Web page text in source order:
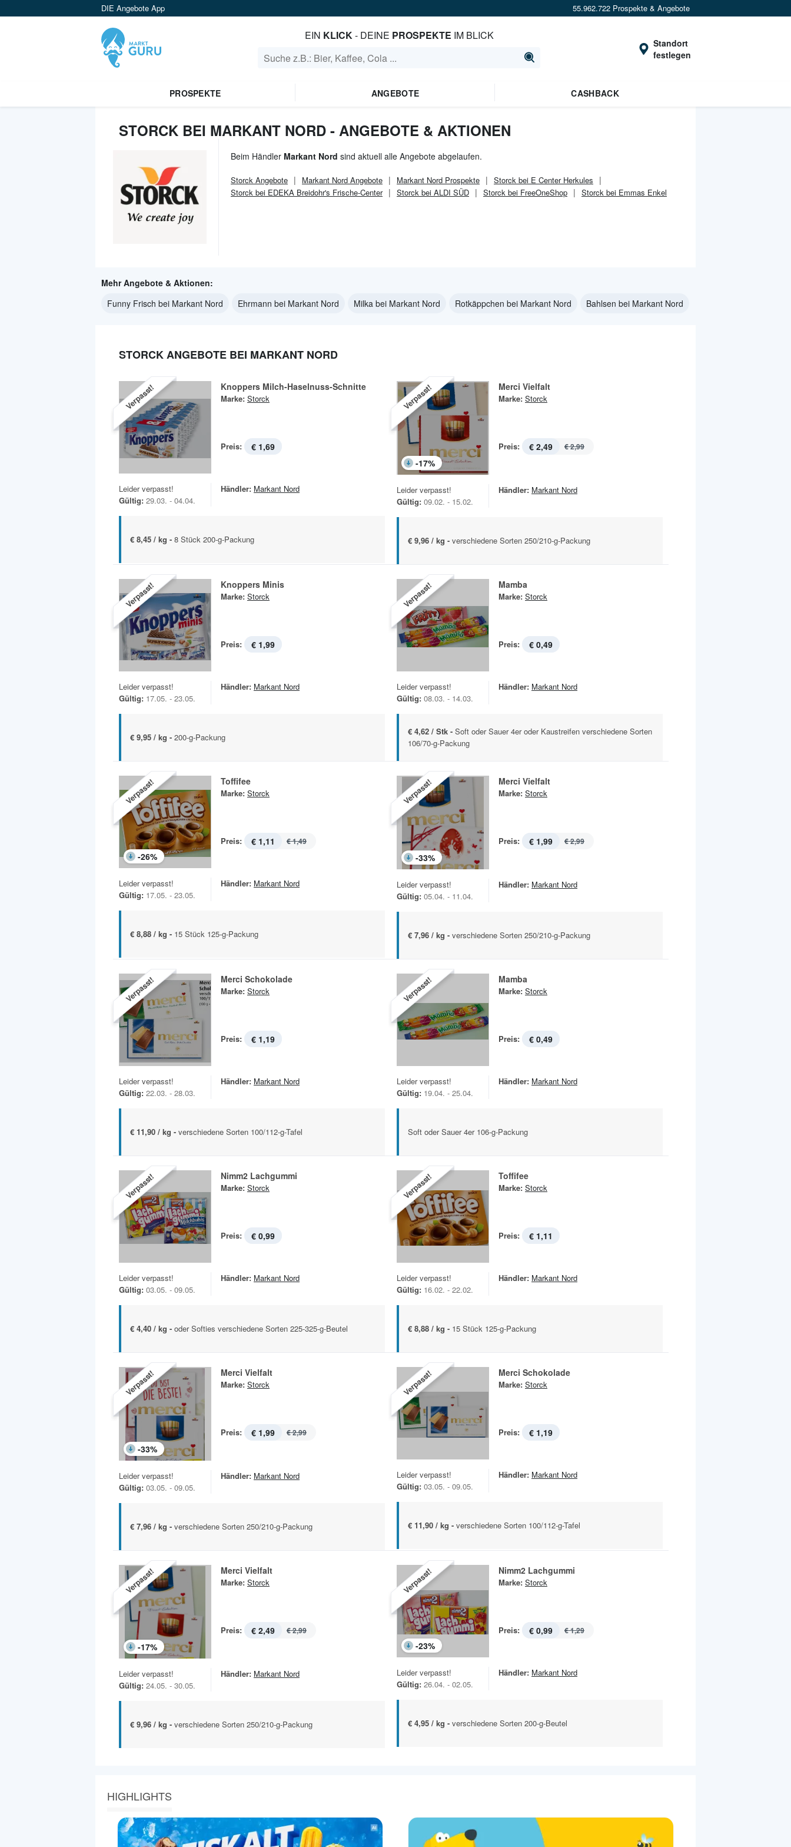
DIE Angebote App 55.962.722 Prospekte & Angebote
EIN KLICK- DEINE PROSPEKTE IM BLICK
Standort
festlegen
PROSPEKTE ANGEBOTE CASHBACK
STORCK BEI MARKANT NORD - ANGEBOTE & AKTIONEN
Beim Händler Markant Nord sind aktuell alle Angebote abgelaufen.
Storck Angebote Markant Nord Angebote Markant Nord Prospekte
Storck bei E Center Herkules
Storck bei EDEKA Breidohr's Frische-Center
Storck bei ALDI SÜD Storck bei FreeOneShop Storck bei Emmas Enkel
Mehr Angebote & Aktionen:
Funny Frisch bei Markant Nord
Ehrmann bei Markant Nord Milka bei Markant Nord Rotkäppchen bei Markant Nord Bahlsen bei Markant Nord
STORCK ANGEBOTE BEI MARKANT NORD
Verpasst! Knoppers Milch-Haselnuss-Schnitte
Marke: Storck
Preis: € 1,69
Leider verpasst!
Gültig: 29.03. - 04.04.
Händler: Markant Nord
€ 8,45 / kg - 8 Stück 200-g-Packung
Verpasst!
-17%
Merci Vielfalt
Marke: Storck
Preis: € 2,49 € 2,99
Leider verpasst!
Gültig: 09.02. - 15.02.
Händler: Markant Nord
€ 9,96 / kg - verschiedene Sorten 250/210-g-Packung
Verpasst! Knoppers Minis
Marke: Storck
Preis: € 1,99
Leider verpasst!
Gültig: 17.05. - 23.05.
Händler: Markant Nord
€ 9,95 / kg - 200-g-Packung
Verpasst! Mamba
Marke: Storck
Preis: € 0,49
Leider verpasst!
Gültig: 08.03. - 14.03.
Händler: Markant Nord
€ 4,62 / Stk - Soft oder Sauer 4er oder Kaustreifen verschiedene Sorten
106/70-g-Packung
Verpasst!
-26%
Toffifee
Marke: Storck
Preis: € 1,11 € 1,49
Leider verpasst!
Gültig: 17.05. - 23.05.
Händler: Markant Nord
€ 8,88 / kg - 15 Stück 125-g-Packung
Verpasst!
-33%
Merci Vielfalt
Marke: Storck
Preis: € 1,99 € 2,99
Leider verpasst!
Gültig: 05.04. - 11.04.
Händler: Markant Nord
€ 7,96 / kg - verschiedene Sorten 250/210-g-Packung
Verpasst! Merci Schokolade
Marke: Storck
Preis: € 1,19
Leider verpasst!
Gültig: 22.03. - 28.03.
Händler: Markant Nord
€ 11,90 / kg - verschiedene Sorten 100/112-g-Tafel
Verpasst! Mamba
Marke: Storck
Preis: € 0,49
Leider verpasst!
Gültig: 19.04. - 25.04.
Händler: Markant Nord
Soft oder Sauer 4er 106-g-Packung
Verpasst! Nimm2 Lachgummi
Marke: Storck
Preis: € 0,99
Leider verpasst!
Gültig: 03.05. - 09.05.
Händler: Markant Nord
€ 4,40 / kg - oder Softies verschiedene Sorten 225-325-g-Beutel
Verpasst! Toffifee
Marke: Storck
Preis: € 1,11
Leider verpasst!
Gültig: 16.02. - 22.02.
Händler: Markant Nord
€ 8,88 / kg - 15 Stück 125-g-Packung
Verpasst!
-33%
Merci Vielfalt
Marke: Storck
Preis: € 1,99 € 2,99
Leider verpasst!
Gültig: 03.05. - 09.05.
Händler: Markant Nord
€ 7,96 / kg - verschiedene Sorten 250/210-g-Packung
Verpasst! Merci Schokolade
Marke: Storck
Preis: € 1,19
Leider verpasst!
Gültig: 03.05. - 09.05.
Händler: Markant Nord
€ 11,90 / kg - verschiedene Sorten 100/112-g-Tafel
Verpasst!
-17%
Merci Vielfalt
Marke: Storck
Preis: € 2,49 € 2,99
Leider verpasst!
Gültig: 24.05. - 30.05.
Händler: Markant Nord
€ 9,96 / kg - verschiedene Sorten 250/210-g-Packung
Verpasst!
-23%
Nimm2 Lachgummi
Marke: Storck
Preis: € 0,99 € 1,29
Leider verpasst!
Gültig: 26.04. - 02.05.
Händler: Markant Nord
€ 4,95 / kg - verschiedene Sorten 200-g-Beutel
HIGHLIGHTS